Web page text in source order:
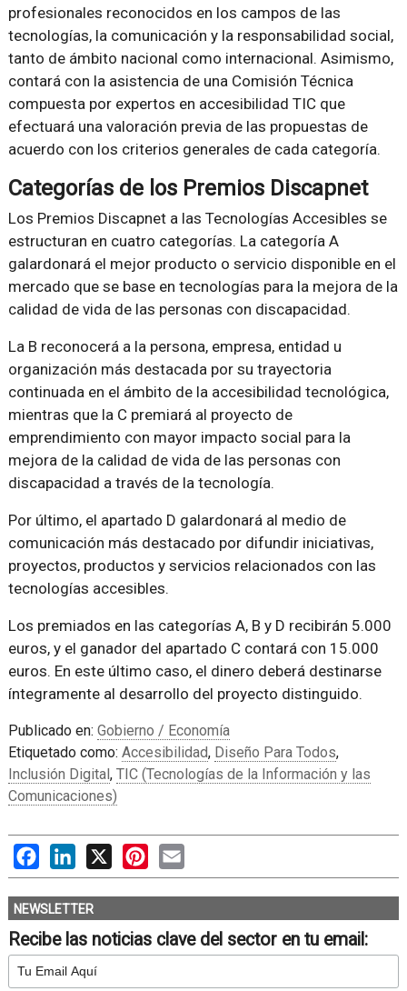
profesionales reconocidos en los campos de las
tecnologías, la comunicación y la responsabilidad social,
tanto de ámbito nacional como internacional. Asimismo,
contará con la asistencia de una Comisión Técnica
compuesta por expertos en accesibilidad TIC que
efectuará una valoración previa de las propuestas de
acuerdo con los criterios generales de cada categoría.
Categorías de los Premios Discapnet
Los Premios Discapnet a las Tecnologías Accesibles se
estructuran en cuatro categorías. La categoría A
galardonará el mejor producto o servicio disponible en el
mercado que se base en tecnologías para la mejora de la
calidad de vida de las personas con discapacidad.
La B reconocerá a la persona, empresa, entidad u
organización más destacada por su trayectoria
continuada en el ámbito de la accesibilidad tecnológica,
mientras que la C premiará al proyecto de
emprendimiento con mayor impacto social para la
mejora de la calidad de vida de las personas con
discapacidad a través de la tecnología.
Por último, el apartado D galardonará al medio de
comunicación más destacado por difundir iniciativas,
proyectos, productos y servicios relacionados con las
tecnologías accesibles.
Los premiados en las categorías A, B y D recibirán 5.000
euros, y el ganador del apartado C contará con 15.000
euros. En este último caso, el dinero deberá destinarse
íntegramente al desarrollo del proyecto distinguido.
Publicado en: Gobierno / Economía
Etiquetado como: Accesibilidad, Diseño Para Todos,
Inclusión Digital, TIC (Tecnologías de la Información y las
Comunicaciones)
FacebookLinkedIn
X PinterestEmail
NEWSLETTER
Recibe las noticias clave del sector en tu email: